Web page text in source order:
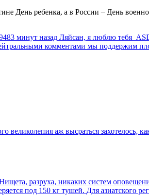
День ребенка, а в России – День
минут назад Ляйсан, я люблю тебя
комментами мы поддержим
великолепия аж высраться захотелось,
разруха, никаких систем
под 150 кг тушей. Для азиатского